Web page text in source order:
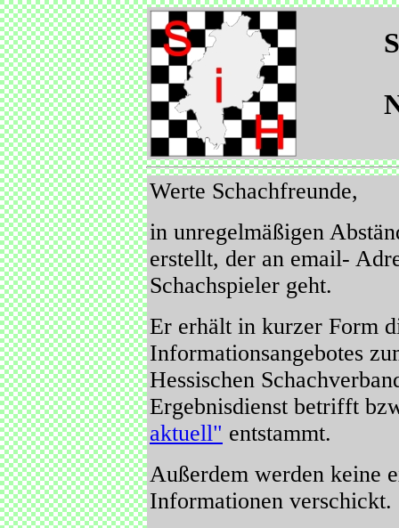
Werte Schachfreunde,
in unregelmäßigen
erstellt, der an email-
Schachspieler geht.
Er erhält in kurzer Form
Informationsangebotes
Hessischen
Ergebnisdienst betrifft
aktuell" entstammt.
Außerdem werden keine
Informationen verschickt.